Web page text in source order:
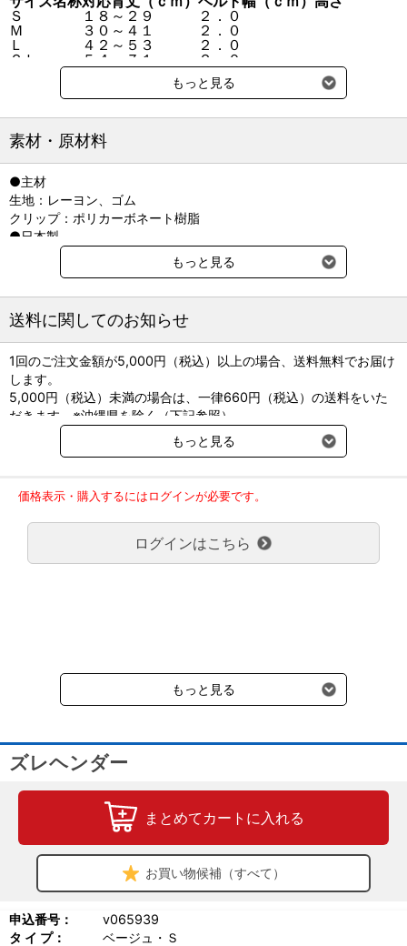
●金属不使用のPCクリップ
アレルギーや錆びの心配もなく安心です。
軽くてやさしい素材なので、敏感肌のワンちゃんにもぴったり。
●ベルトは幅広の2cm
体に食い込みにくい、しっかりとした太さです。
体の動きに合わせてのびるゴムタイプ。
Ｓ
１８～２９
２．０
Ｍ
３０～４１
２．０
Ｌ
４２～５３
２．０
２Ｌ
５４～７１ ２．０
●対応背丈：
Ｓ：18～29cm
Ｌ：42～53cm
２Ｌ：54～71cm
首の付け根から尾の付け根までの長さを測ってください。
●ベルト幅（共通）：２ｃｍ
もっと見る
素材・原材料
●主材
生地：レーヨン、ゴム
クリップ：ポリカーボネート樹脂
●日本製
もっと見る
送料に関してのお知らせ
1回のご注文金額が5,000円（税込）以上の場合、送料無料でお届け
します。
5,000円（税込）未満の場合は、一律660円（税込）の送料をいた
だきます。※沖縄県を除く（下記参照）
※2017年11月14日（火）より沖縄県へのお届けにつきましては、1
回のご注文金額（税込）が、30,000円以上で配送無料となります。
ご了承のほどよろしくお願い致します。
弊社都合でお届けが２回以上に分かれる場合の送料負担は、１回分
のみで新たな送料は発生しません。
大型商品送料が必要な商品をご注文の場合は、大型商品送料のみご
負担頂きます。
受けます。
もっと見る
価格表示・購入するにはログインが必要です。
ログインはこちら
もっと見る
ズレヘンダー
まとめてカートに入れる
お買い物候補（すべて）
申込番号：
v065939
タ イ プ：
ベージュ・Ｓ